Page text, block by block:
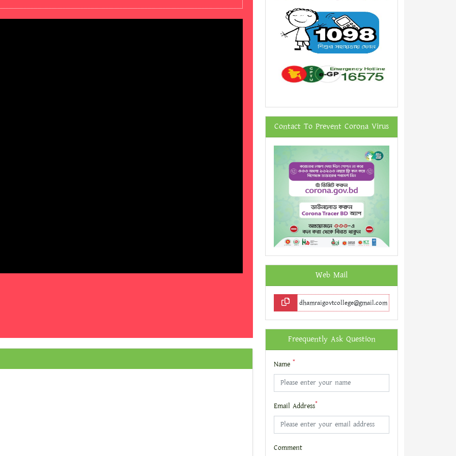
Contact To Prevent Corona Virus
Web Mail
dhamraigovtcollege@gmail.com
Freequently Ask Question
Name *
Email Address*
Comment